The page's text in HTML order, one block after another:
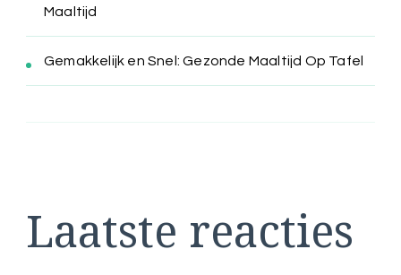
Maaltijd
Gemakkelijk en Snel: Gezonde Maaltijd Op Tafel
Laatste reacties